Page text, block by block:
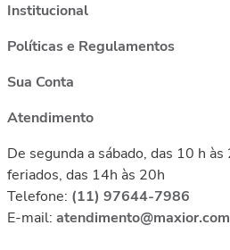
Institucional
Políticas e Regulamentos
Sua Conta
Atendimento
De segunda a sábado, das 10 h
feriados, das 14h às 20h
Telefone: (11) 97644-7986
E-mail: